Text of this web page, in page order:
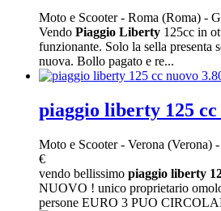
Moto e Scooter- Roma (Roma) -
Vendo Piaggio Liberty 125cc in
funzionante. Solo la sella presenta
nuova. Bollo pagato e re...
piaggio liberty 125
Moto e Scooter- Verona (Verona) -
€
vendo bellissimo piaggio liberty
NUOVO ! unico proprietario
persone EURO 3 PUO